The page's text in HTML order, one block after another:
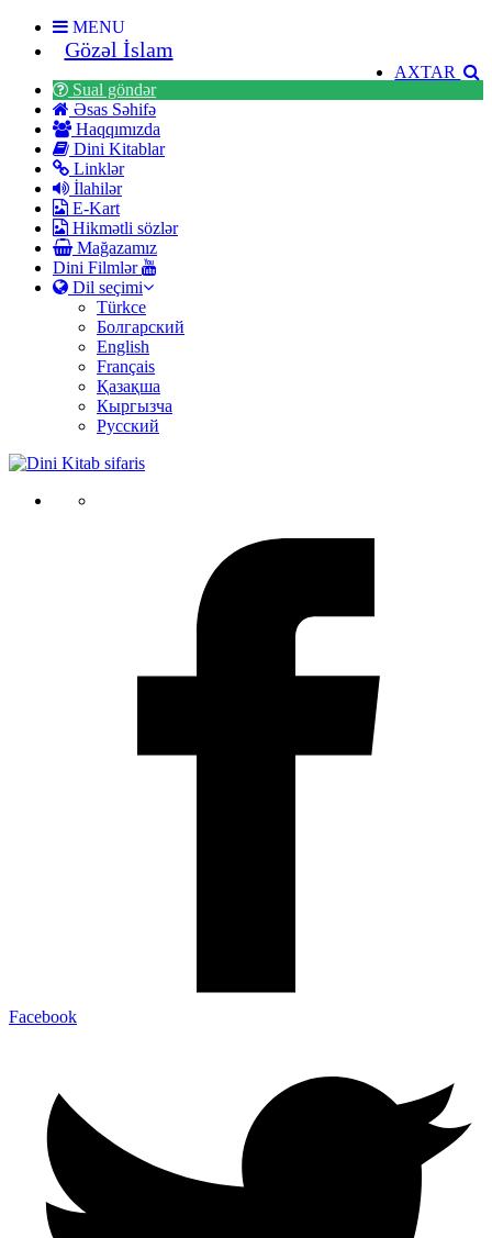
MENU
Gözəl İslam
AXTAR
Sual göndər
Əsas Səhifə
Haqqımızda
Dini Kitablar
Linklər
İlahilər
E-Kart
Hikmətli sözlər
Mağazamız
Dini Filmlər
Dil seçimi
Türkce
Болгарский
English
Français
Қазақша
Кыргызча
Русский
Facebook